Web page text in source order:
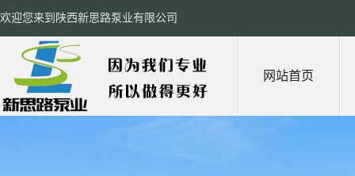
欢迎您来到陕西新思路泵业有限公司
网站首页